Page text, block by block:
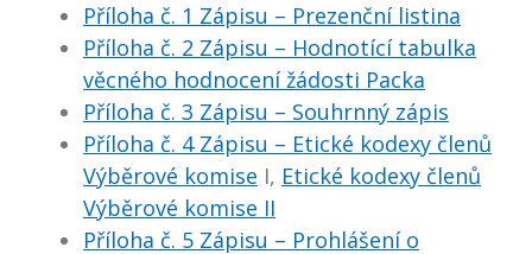
Příloha č. 1 Zápisu – Prezenční listina
Příloha č. 2 Zápisu – Hodnotící tabulka
věcného hodnocení žádosti Packa
Příloha č. 3 Zápisu – Souhrnný zápis
Příloha č. 4 Zápisu – Etické kodexy členů
Výběrové komise I, Etické kodexy členů
Výběrové komise II
Příloha č. 5 Zápisu – Prohlášení o